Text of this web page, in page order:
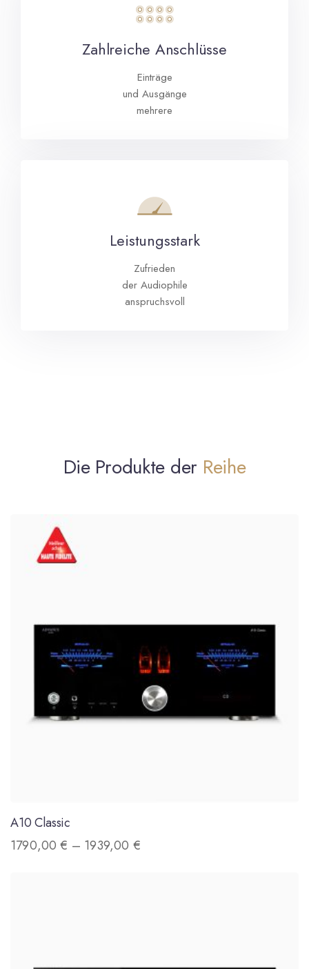
Zahlreiche Anschlüsse
Einträge
und Ausgänge
mehrere
Leistungsstark
Zufrieden
der Audiophile
anspruchsvoll
Die Produkte der Reihe
A10 Classic
1790,00€ – 1939,00 €